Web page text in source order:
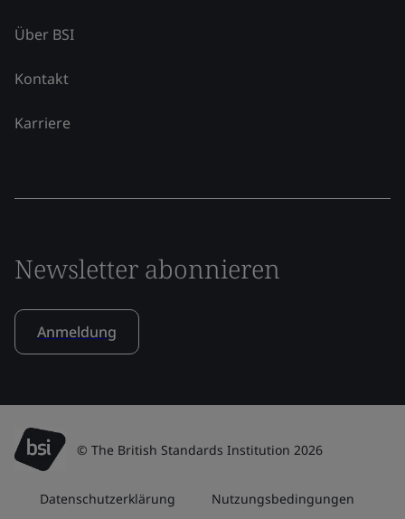
Über BSI
Kontakt
Karriere
Newsletter abonnieren
Anmeldung
© The British Standards Institution 2026
Datenschutzerklärung Nutzungsbedingungen